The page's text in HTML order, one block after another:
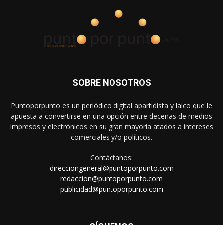
SOBRE NOSOTROS
Puntoporpunto es un periódico digital apartidista y laico que le
apuesta a convertirse en una opción entre decenas de medios
impresos y electrónicos en su gran mayoría atados a intereses
comerciales y/o políticos.
Contáctanos:
direcciongeneral@puntoporpunto.com
redaccion@puntoporpunto.com
publicidad@puntoporpunto.com